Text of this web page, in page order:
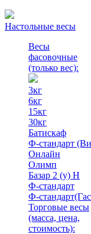
Настольные весы
Весы
фасовочные
(только вес):
3кг
6кг
15кг
30кг
Батискаф
Ф-стандарт
Онлайн
Олимп
Базар 2 (у) Н
Ф-стандарт
Ф-
Торговые весы
(масса, цена,
стоимость):